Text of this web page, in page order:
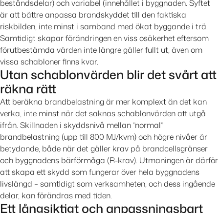
beståndsdelar) och variabel (innehållet i byggnaden. Syftet
är att bättre anpassa brandskyddet till den faktiska
riskbilden, inte minst i samband med ökat byggande i trä.
Samtidigt skapar förändringen en viss osäkerhet eftersom
förutbestämda värden inte längre gäller fullt ut, även om
vissa schabloner finns kvar.
Utan schablonvärden blir det svårt att
räkna rätt
Att beräkna brandbelastning är mer komplext än det kan
verka, inte minst när det saknas schablonvärden att utgå
ifrån. Skillnaden i skyddsnivå mellan ”normal”
brandbelastning (upp till 800 MJ/kvm) och högre nivåer är
betydande, både när det gäller krav på brandcellsgränser
och byggnadens bärförmåga (R-krav). Utmaningen är därför
att skapa ett skydd som fungerar över hela byggnadens
livslängd – samtidigt som verksamheten, och dess ingående
delar, kan förändras med tiden.
Ett långsiktigt och anpassningsbart